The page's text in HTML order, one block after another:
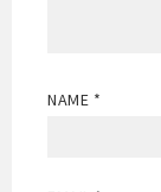
NAME *